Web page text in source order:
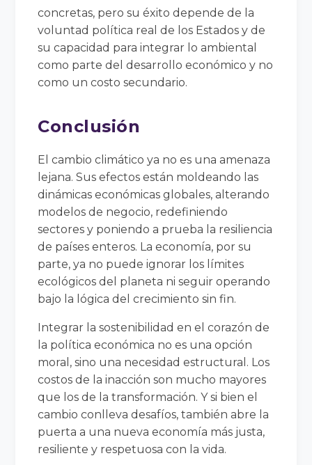
concretas, pero su éxito depende de la
voluntad política real de los Estados y de
su capacidad para integrar lo ambiental
como parte del desarrollo económico y no
como un costo secundario.
Conclusión
El cambio climático ya no es una amenaza
lejana. Sus efectos están moldeando las
dinámicas económicas globales, alterando
modelos de negocio, redefiniendo
sectores y poniendo a prueba la resiliencia
de países enteros. La economía, por su
parte, ya no puede ignorar los límites
ecológicos del planeta ni seguir operando
bajo la lógica del crecimiento sin fin.
Integrar la sostenibilidad en el corazón de
la política económica no es una opción
moral, sino una necesidad estructural. Los
costos de la inacción son mucho mayores
que los de la transformación. Y si bien el
cambio conlleva desafíos, también abre la
puerta a una nueva economía más justa,
resiliente y respetuosa con la vida.